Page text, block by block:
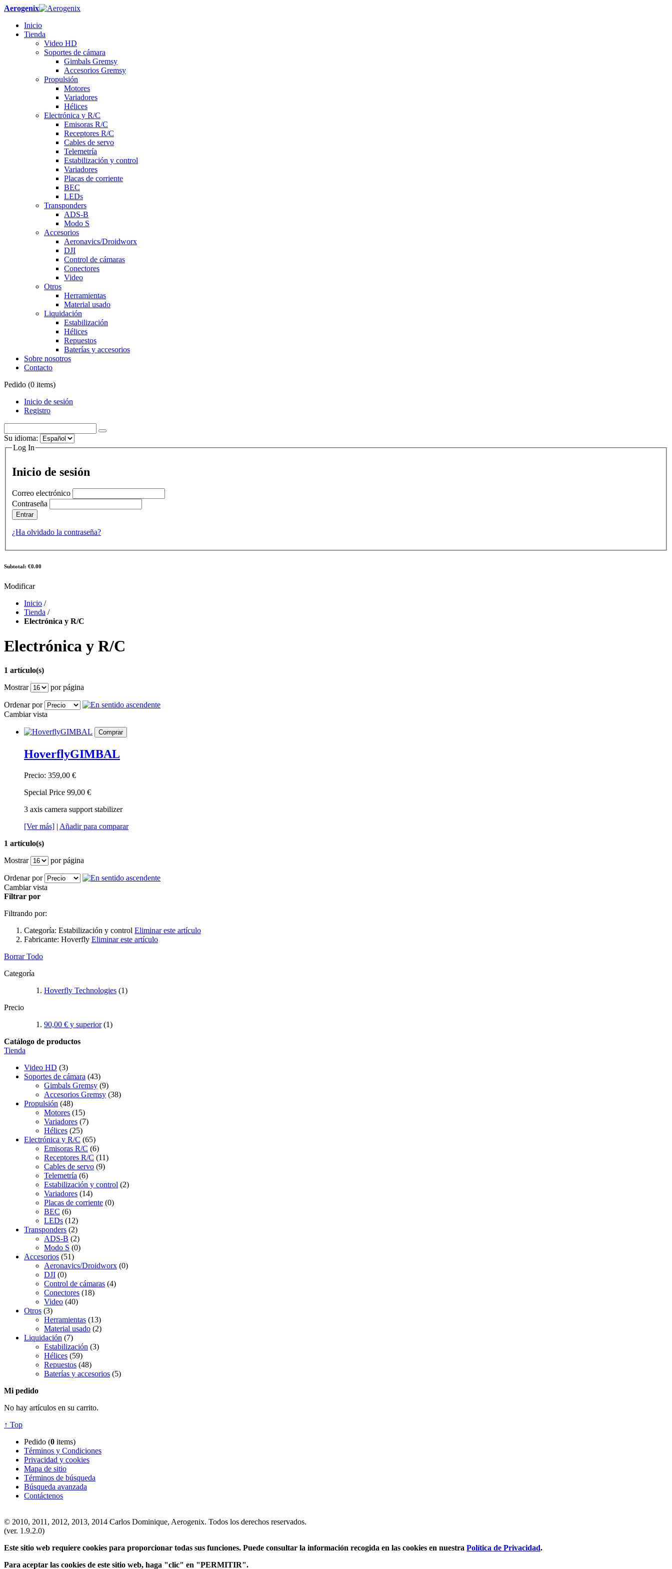
Aerogenix
Inicio
Tienda
Video HD
Soportes de cámara
Gimbals Gremsy
Accesorios Gremsy
Propulsión
Motores
Variadores
Hélices
Electrónica y R/C
Emisoras R/C
Receptores R/C
Cables de servo
Telemetría
Estabilización y control
Variadores
Placas de corriente
BEC
LEDs
Transponders
ADS-B
Modo S
Accesorios
Aeronavics/Droidworx
DJI
Control de cámaras
Conectores
Video
Otros
Herramientas
Material usado
Liquidación
Estabilización
Hélices
Repuestos
Baterías y accesorios
Sobre nosotros
Contacto
Pedido (0 items)
Inicio de sesión
Registro
Su idioma:
Log In
Inicio de sesión
Correo electrónico
Contraseña
Entrar
¿Ha olvidado la contraseña?
Subtotal: €0.00
Modificar
Inicio /
Tienda /
Electrónica y R/C
Electrónica y R/C
1 artículo(s)
Mostrar
por página
Ordenar por
Cambiar vista
Comprar
HoverflyGIMBAL
Precio: 359,00 €
Special Price 99,00 €
3 axis camera support stabilizer
[Ver más] | Añadir para comparar
1 artículo(s)
Mostrar
por página
Ordenar por
Cambiar vista
Filtrar por
Filtrando por:
Categoría: Estabilización y control Eliminar este artículo
Fabricante: Hoverfly Eliminar este artículo
Borrar Todo
Categoría
Hoverfly Technologies (1)
Precio
90,00 € y superior(1)
Catálogo de productos
Tienda
Video HD (3)
Soportes de cámara (43)
Gimbals Gremsy (9)
Accesorios Gremsy (38)
Propulsión (48)
Motores (15)
Variadores (7)
Hélices (25)
Electrónica y R/C (65)
Emisoras R/C (6)
Receptores R/C (11)
Cables de servo (9)
Telemetría (6)
Estabilización y control (2)
Variadores (14)
Placas de corriente (0)
BEC (6)
LEDs (12)
Transponders (2)
ADS-B (2)
Modo S (0)
Accesorios (51)
Aeronavics/Droidworx (0)
DJI (0)
Control de cámaras (4)
Conectores (18)
Video (40)
Otros (3)
Herramientas (13)
Material usado (2)
Liquidación (7)
Estabilización (3)
Hélices (59)
Repuestos (48)
Baterías y accesorios (5)
Mi pedido
No hay artículos en su carrito.
↑ Top
Pedido (0 items)
Términos y Condiciones
Privacidad y cookies
Mapa de sitio
Términos de búsqueda
Búsqueda avanzada
Contáctenos
© 2010, 2011, 2012, 2013, 2014 Carlos Dominique, Aerogenix. Todos los derechos reservados.
(ver. 1.9.2.0)
Este sitio web requiere cookies para proporcionar todas sus funciones. Puede consultar la información recogida en las cookies en nuestra Política de Privacidad.
Para aceptar las cookies de este sitio web, haga "clic" en "PERMITIR".